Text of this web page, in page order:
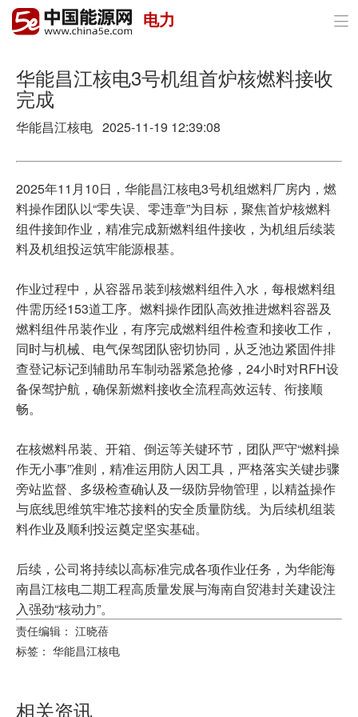
政策与经济
电力
新能源
节能环保
分布式能源
电力 
华能昌江核电3号机组首炉核燃料接收
完成
华能昌江核电 2025-11-19 12:39:08
2025年11月10日，华能昌江核电3号机组燃料厂房内，燃
料操作团队以“零失误、零违章”为目标，聚焦首炉核燃料
组件接卸作业，精准完成新燃料组件接收，为机组后续装
料及机组投运筑牢能源根基。
作业过程中，从容器吊装到核燃料组件入水，每根燃料组
件需历经153道工序。燃料操作团队高效推进燃料容器及
燃料组件吊装作业，有序完成燃料组件检查和接收工作，
同时与机械、电气保驾团队密切协同，从乏池边紧固件排
查登记标记到辅助吊车制动器紧急抢修，24小时对RFH设
备保驾护航，确保新燃料接收全流程高效运转、衔接顺
畅。
在核燃料吊装、开箱、倒运等关键环节，团队严守“燃料操
作无小事”准则，精准运用防人因工具，严格落实关键步骤
旁站监督、多级检查确认及一级防异物管理，以精益操作
与底线思维筑牢堆芯接料的安全质量防线。为后续机组装
料作业及顺利投运奠定坚实基础。
后续，公司将持续以高标准完成各项作业任务，为华能海
南昌江核电二期工程高质量发展与海南自贸港封关建设注
入强劲“核动力”。
责任编辑： 江晓蓓
标签： 华能昌江核电
相关资讯